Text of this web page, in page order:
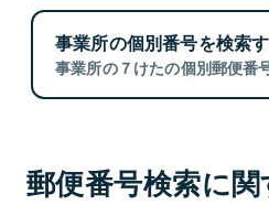
事業所の個別番号を検索
事業所の７けたの個別郵便番
郵便番号検索に